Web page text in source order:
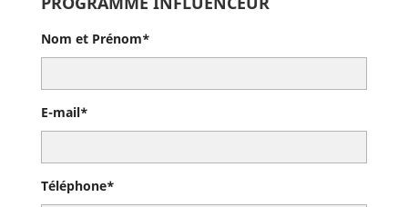
Nom et Prénom*
E-mail*
Téléphone*